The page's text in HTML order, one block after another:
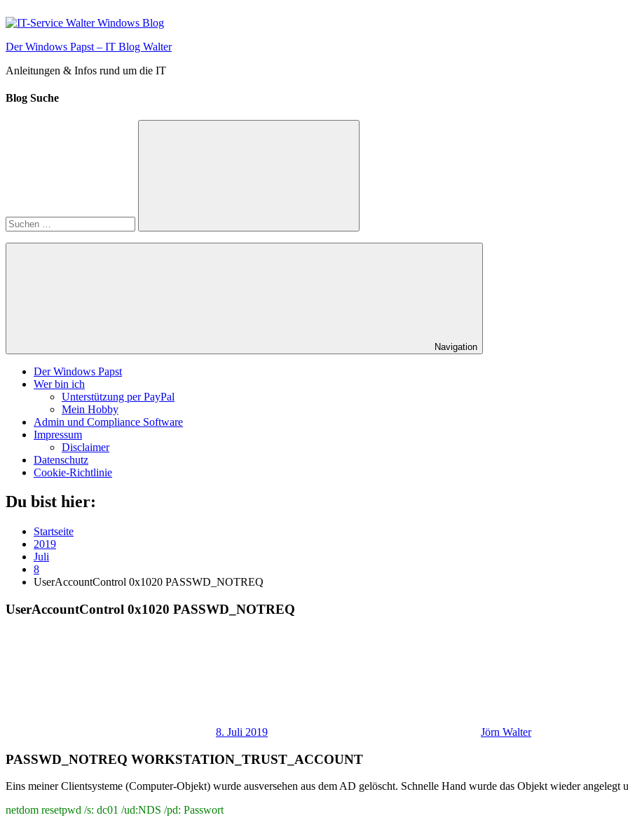
Inhalt
Der Windows Papst – IT Blog Walter
Anleitungen & Infos rund um die IT
Blog Suche
Suchen
Navigation
Der Windows Papst
Wer bin ich
Unterstützung per PayPal
Mein Hobby
Admin und Compliance Software
Impressum
Disclaimer
Datenschutz
Cookie-Richtlinie
Du bist hier:
Startseite
2019
Juli
8
UserAccountControl 0x1020 PASSWD_NOTREQ
UserAccountControl 0x1020 PASSWD_NOTREQ
8. Juli 2019 Jörn Walter
PASSWD_NOTREQ WORKSTATION_TRUST_ACCOUNT
Eins meiner Clientsysteme (Computer-Objekt) wurde ausversehen aus dem AD gelöscht. Schnelle Hand wurde das Objekt wieder angelegt
netdom resetpwd /s: dc01 /ud:NDS /pd: Passwort